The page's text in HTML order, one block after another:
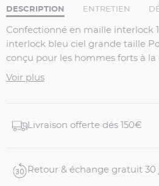
DESCRIPTION ENTRETIEN
Confectionné en maille interlock
interlock bleu ciel grande taille
conçu pour les hommes forts à la
confortable, élégant et facile à
Détails du produit :
Manches courtes avec
Voir plus
Livraison offerte dés 150€
Retour & échange gratuit 30